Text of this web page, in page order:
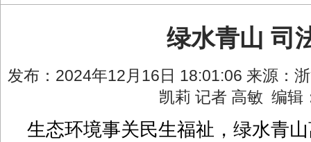
绿水青山 司
发布：2024年12月16日 18:01:06 来源：
凯莉 记者 高敏 编
生态环境事关民生福祉，绿水青